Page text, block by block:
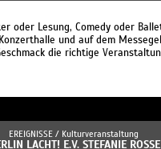
oder Lesung, Comedy oder
und auf dem
die richtige
EREIGNISSE / Kulturveranstaltung
LACHT! E.V. STEFANIE ROSSE